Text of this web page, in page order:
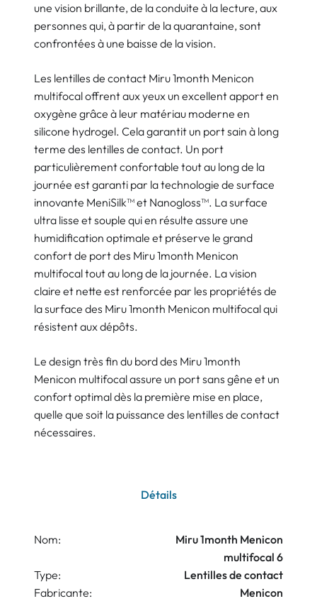
une vision brillante, de la conduite à la lecture, aux
personnes qui, à partir de la quarantaine, sont
confrontées à une baisse de la vision.
Les lentilles de contact Miru 1month Menicon
multifocal offrent aux yeux un excellent apport en
oxygène grâce à leur matériau moderne en
silicone hydrogel. Cela garantit un port sain à long
terme des lentilles de contact. Un port
particulièrement confortable tout au long de la
journée est garanti par la technologie de surface
innovante MeniSilk™ et Nanogloss™. La surface
ultra lisse et souple qui en résulte assure une
humidification optimale et préserve le grand
confort de port des Miru 1month Menicon
multifocal tout au long de la journée. La vision
claire et nette est renforcée par les propriétés de
la surface des Miru 1month Menicon multifocal qui
résistent aux dépôts.
Le design très fin du bord des Miru 1month
Menicon multifocal assure un port sans gêne et un
confort optimal dès la première mise en place,
quelle que soit la puissance des lentilles de contact
nécessaires.
Détails
Nom:
Miru 1month Menicon
multifocal 6
Type:
Lentilles de contact
Fabricante:
Menicon